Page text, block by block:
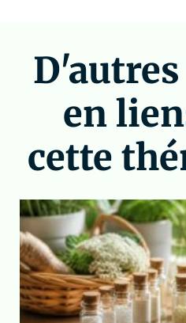
en
cette